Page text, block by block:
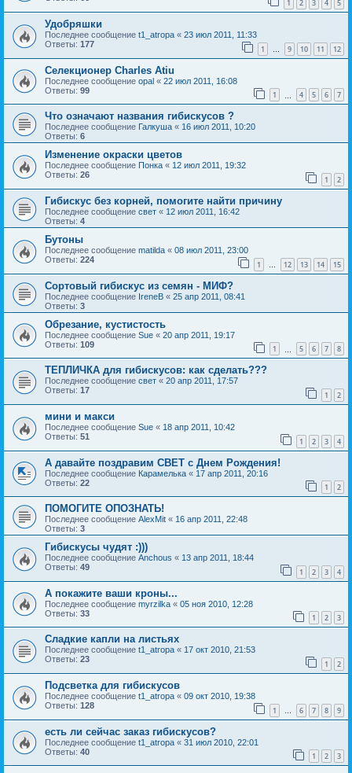
1 2 3 4 5
Удобряшки
Последнее сообщение t1_atropa « 23 июл 2011, 11:33
Ответы: 177 1 … 9 10 11 12
Селекционер Charles Atiu
Последнее сообщение opal « 22 июл 2011, 16:08
Ответы: 99 1 4 5 6 7
Что означают названия гибискусов ?
Последнее сообщение Галкуша « 16 июл 2011, 10:20
Ответы: 6
Изменение окраски цветов
Последнее сообщение Понка « 12 июл 2011, 19:32
Ответы: 26 1 2
Гибискус без корней, помогите найти причину
Последнее сообщение свет « 12 июл 2011, 16:42
Ответы: 4
Бутоны
Последнее сообщение matilda « 08 июл 2011, 23:00
Ответы: 224 1 … 12 13 14 15
Сортовый гибискус из семян - МИФ?
Последнее сообщение IreneB « 25 апр 2011, 08:41
Ответы: 3
Обрезание, кустистость
Последнее сообщение Sue « 20 апр 2011, 19:17
Ответы: 109 1 5 6 7 8
ТЕПЛИЧКА для гибискусов: как сделать???
Последнее сообщение свет « 20 апр 2011, 17:57
Ответы: 17 1 2
мини и макси
Последнее сообщение Sue « 18 апр 2011, 10:42
Ответы: 51 1 2 3 4
А давайте поздравим СВЕТ с Днем Рождения!
Последнее сообщение Карамелька « 17 апр 2011, 20:16
Ответы: 22 1 2
ПОМОГИТЕ ОПОЗНАТЬ!
Последнее сообщение AlexMit « 16 апр 2011, 22:48
Ответы: 3
Гибискусы чудят :)))
Последнее сообщение Anchous « 13 апр 2011, 18:44
Ответы: 49 1 2 3 4
А покажите ваши кроны...
Последнее сообщение myrzilka « 05 ноя 2010, 12:28
Ответы: 33 1 2 3
Сладкие капли на листьях
Последнее сообщение t1_atropa « 17 окт 2010, 21:53
Ответы: 23 1 2
Подсветка для гибискусов
Последнее сообщение t1_atropa « 09 окт 2010, 19:38
Ответы: 128 1 … 6 7 8 9
есть ли сейчас заказ гибискусов?
Последнее сообщение t1_atropa « 31 июл 2010, 22:01
Ответы: 40 1 2 3